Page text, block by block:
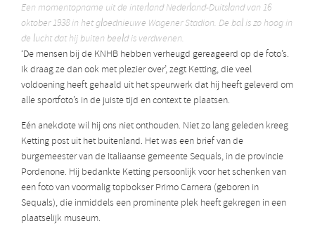
Een momentopname uit de interland Nederland-Duitsland van 16
oktober 1938 in het gloednieuwe Wagener Stadion. De bal is zo hoog in
de lucht dat hij buiten beeld is verdwenen.
‘De mensen bij de KNHB hebben verheugd gereageerd op de foto’s.
Ik draag ze dan ook met plezier over’, zegt Ketting, die veel
voldoening heeft gehaald uit het speurwerk dat hij heeft geleverd om
alle sportfoto’s in de juiste tijd en context te plaatsen.
Eén anekdote wil hij ons niet onthouden. Niet zo lang geleden kreeg
Ketting post uit het buitenland. Het was een brief van de
burgemeester van de Italiaanse gemeente Sequals, in de provincie
Pordenone. Hij bedankte Ketting persoonlijk voor het schenken van
een foto van voormalig topbokser Primo Carnera (geboren in
Sequals), die inmiddels een prominente plek heeft gekregen in een
plaatselijk museum.